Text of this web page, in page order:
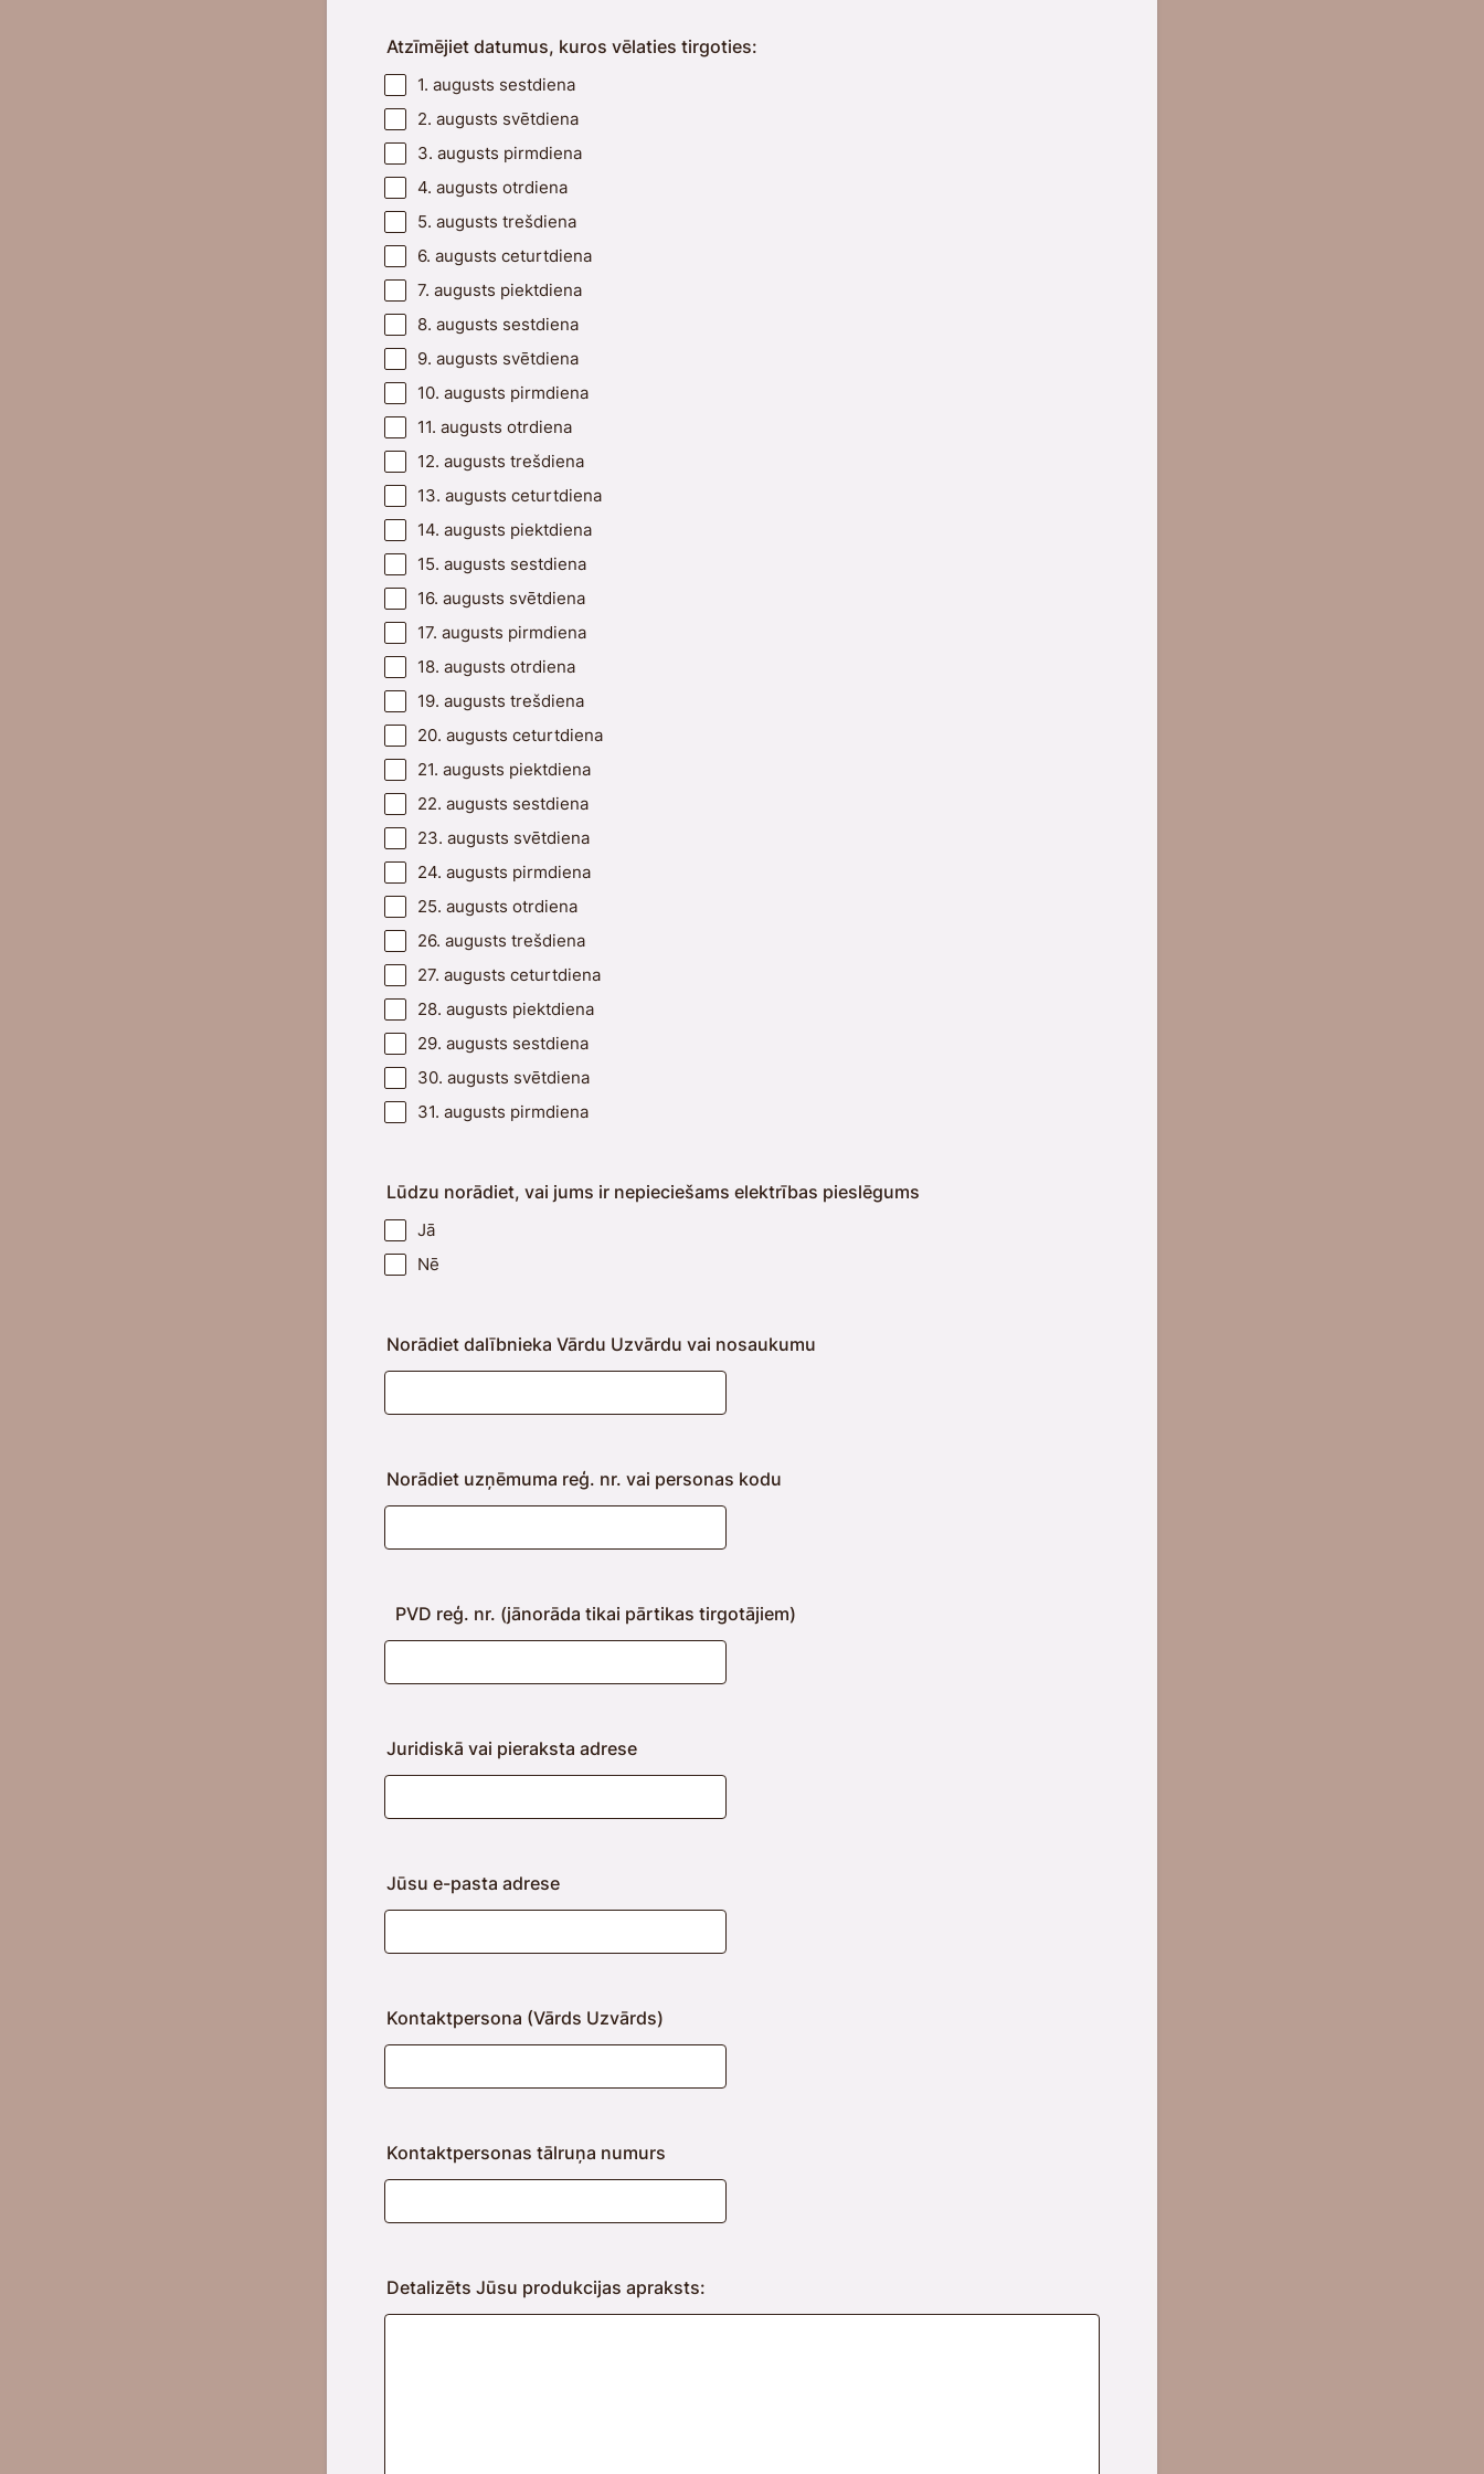
Atzīmējiet datumus, kuros vēlaties tirgoties:
1. augusts sestdiena
2. augusts svētdiena
3. augusts pirmdiena
4. augusts otrdiena
5. augusts trešdiena
6. augusts ceturtdiena
7. augusts piektdiena
8. augusts sestdiena
9. augusts svētdiena
10. augusts pirmdiena
11. augusts otrdiena
12. augusts trešdiena
13. augusts ceturtdiena
14. augusts piektdiena
15. augusts sestdiena
16. augusts svētdiena
17. augusts pirmdiena
18. augusts otrdiena
19. augusts trešdiena
20. augusts ceturtdiena
21. augusts piektdiena
22. augusts sestdiena
23. augusts svētdiena
24. augusts pirmdiena
25. augusts otrdiena
26. augusts trešdiena
27. augusts ceturtdiena
28. augusts piektdiena
29. augusts sestdiena
30. augusts svētdiena
31. augusts pirmdiena
Lūdzu norādiet, vai jums ir nepieciešams elektrības pieslēgums
Jā
Nē
Norādiet dalībnieka Vārdu Uzvārdu vai nosaukumu
Norādiet uzņēmuma reģ. nr. vai personas kodu
PVD reģ. nr. (jānorāda tikai pārtikas tirgotājiem)
Juridiskā vai pieraksta adrese
Jūsu e-pasta adrese
Kontaktpersona (Vārds Uzvārds)
Kontaktpersonas tālruņa numurs
Detalizēts Jūsu produkcijas apraksts: